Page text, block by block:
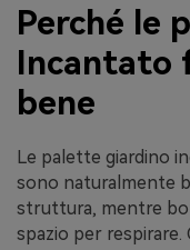
Perché le
Incantato
bene
Le palette giardino
sono naturalmente
struttura, mentre
spazio per